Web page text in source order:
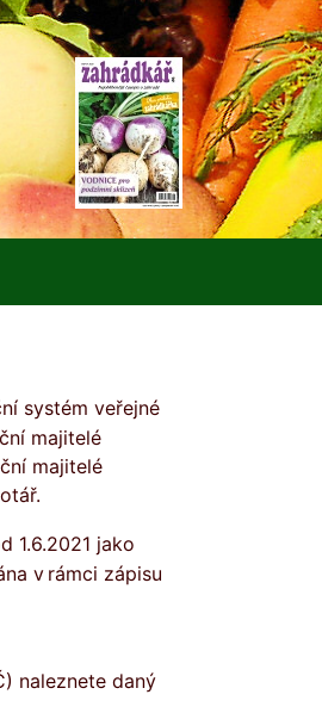
majitelé
majitelé
v rámci zápisu
naleznete daný